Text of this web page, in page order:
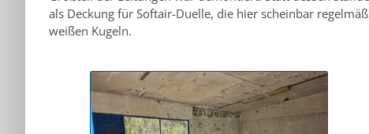
als Deckung für Softair-Duelle, die hier scheinbar
weißen Kugeln.